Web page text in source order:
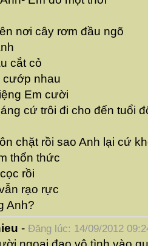
nơi cây rơm đầu ngõ
cắt cỏ
cướp nhau
Em cười
cứ trôi đi cho đến tuổi
chặt rồi sao Anh lại cứ
thổn thức
rồi
rạo rực
Anh?
- Đăng lúc: 14/09/2012